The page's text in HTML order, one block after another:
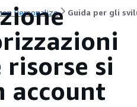
Personalize Guida per gli
si
account